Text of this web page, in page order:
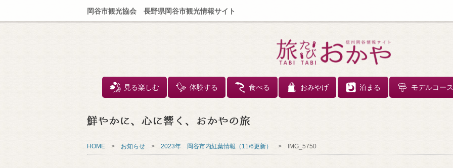
コンテンツへスキップ
見る楽しむ
体験する 食べる おみやげ 泊まる モデルコース
岡谷市観光協会 長野県岡谷市観光情報サイト
HOME > お知らせ > 2023年 岡谷市内紅葉情報（11/6更新） > IMG_5750